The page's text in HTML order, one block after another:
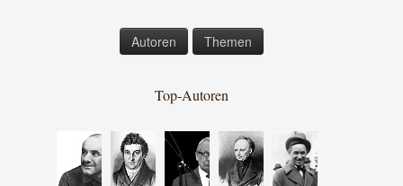
Autoren Themen
Top-Autoren